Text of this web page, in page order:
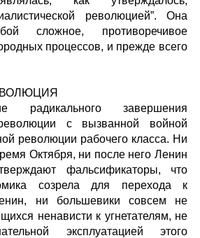
революцией”. Она
сложное, противоречивое
процессов, и прежде всего
радикального завершения
с вызванной войной
революции рабочего класса. Ни
Октября, ни после него Ленин
фальсификаторы, что
созрела для перехода к
ни большевики совсем не
ненависти к угнетателям, не
эксплуатацией этого